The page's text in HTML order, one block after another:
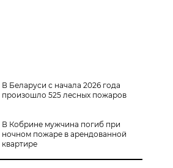
В Беларуси с начала 2026 года
произошло 525 лесных пожаров
В Кобрине мужчина погиб при
ночном пожаре в арендованной
квартире